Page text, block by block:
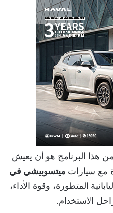
هذا البرنامج هو أن يعيش
مع سيارات ميتسوبيشي في
المتطورة، وقوة الأداء،
الاستخدام.